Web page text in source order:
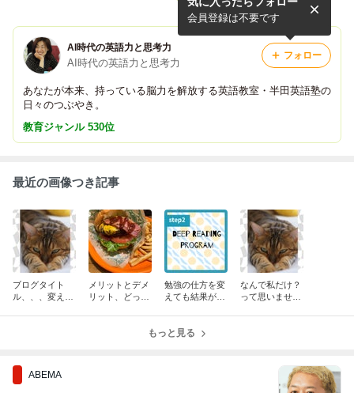
撃！洗濯物が・・・～
AI時代の英語力と思考力
AI時代の英語力と思考力
あなたが本来、持っている脳力を解放する英語教室・半田英語塾の
日々のつぶやき。
会員登録は不要です
フォロー
教育ジャンル 530位
最近の画像つき記事
ブログタイト
ル、、、変えま
メリットとデメ
リット、どっち
勉強の仕方を変
えても結果が出
なんで私だけ？
って思いません
もっと見る
ABEMA